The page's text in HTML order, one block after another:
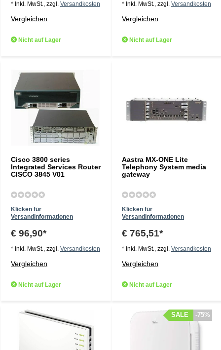
* Inkl. MwSt., zzgl. Versandkosten
Vergleichen
Nicht auf Lager
* Inkl. MwSt., zzgl. Versandkosten
Vergleichen
Nicht auf Lager
Cisco 3800 series
Integrated Services Router
CISCO 3845 V01
Klicken für
Versandinformationen
€ 96,90*
* Inkl. MwSt., zzgl. Versandkosten
Vergleichen
Nicht auf Lager
Aastra MX-ONE Lite
Telephony System media
gateway
Klicken für
Versandinformationen
€ 765,51*
* Inkl. MwSt., zzgl. Versandkosten
Vergleichen
Nicht auf Lager
-75%
SALE -75%
SALE